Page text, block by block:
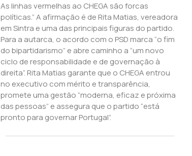
As linhas vermelhas ao CHEGA são forcas
políticas.” A afirmação é de Rita Matias, vereadora
em Sintra e uma das principais figuras do partido.
Para a autarca, o acordo com o PSD marca “o fim
do bipartidarismo” e abre caminho a “um novo
ciclo de responsabilidade e de governação à
direita”. Rita Matias garante que o CHEGA entrou
no executivo com mérito e transparência,
promete uma gestão “moderna, eficaz e próxima
das pessoas” e assegura que o partido “está
pronto para governar Portugal”.